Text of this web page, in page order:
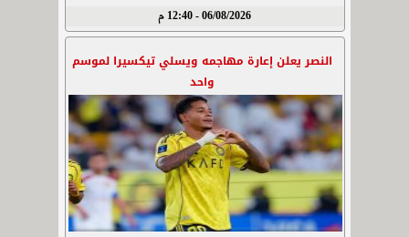
06/08/2026 - 12:40 م
النصر يعلن إعارة مهاجمه ويسلي تيكسيرا لموسم
واحد